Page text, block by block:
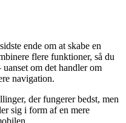
ende om at skabe en
flere funktioner, så du
om det handler om
navigation.
der fungerer bedst, men
sig i form af en mere